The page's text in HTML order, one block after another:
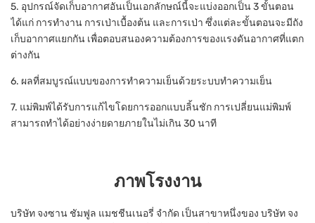
5. อุปกรณ์จัดเก็บอากาศอันเป็นเอกลักษณ์นี้จะแบ่งออกเป็น 3 ขั้นตอน
ได้แก่ การทำงาน การเป่าเบื้องต้น และการเป่า ซึ่งแต่ละขั้นตอนจะมีถัง
เก็บอากาศแยกกัน เพื่อตอบสนองความต้องการของแรงดันอากาศที่แตก
ต่างกัน
6. ผลที่สมบูรณ์แบบของการทำความเย็นด้วยระบบทำความเย็น
7. แม่พิมพ์ได้รับการแก้ไขโดยการออกแบบลิ้นชัก การเปลี่ยนแม่พิมพ์
สามารถทำได้อย่างง่ายดายภายในไม่เกิน 30 นาที
ภาพโรงงาน
บริษัท จงซาน ชัมฟูล แมชชีนเนอรี่ จำกัด เป็นสาขาหนึ่งของ บริษัท จง